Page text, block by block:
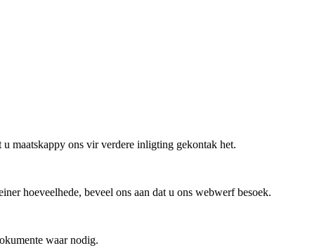
maatskappy ons vir verdere inligting gekontak het.
hoeveelhede, beveel ons aan dat u ons webwerf besoek.
waar nodig.